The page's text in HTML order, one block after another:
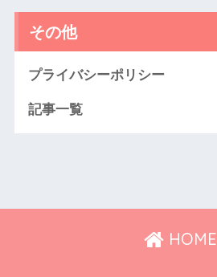
その他
プライバシーポリシー
記事一覧
HOME